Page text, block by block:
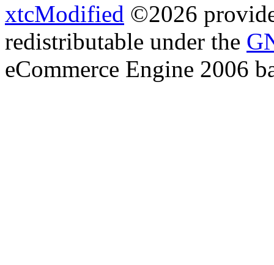
xtcModified ©2026
redistributable under the
eCommerce Engine 2006